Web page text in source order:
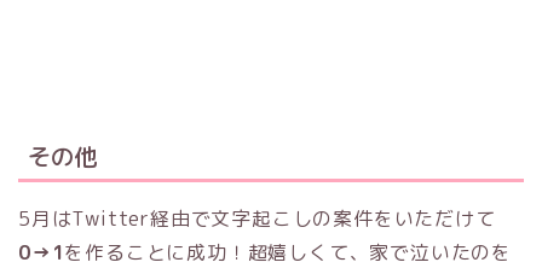
その他
5月はTwitter経由で文字起こしの案件をいただけて
0→1を作ることに成功！超嬉しくて、家で泣いたのを